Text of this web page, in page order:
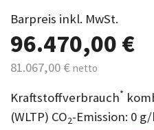
Barpreis inkl. MwSt.
96.470,00 €
81.067,00 € netto
Kraftstoffverbrauch*
(WLTP) CO2-Emission: 0